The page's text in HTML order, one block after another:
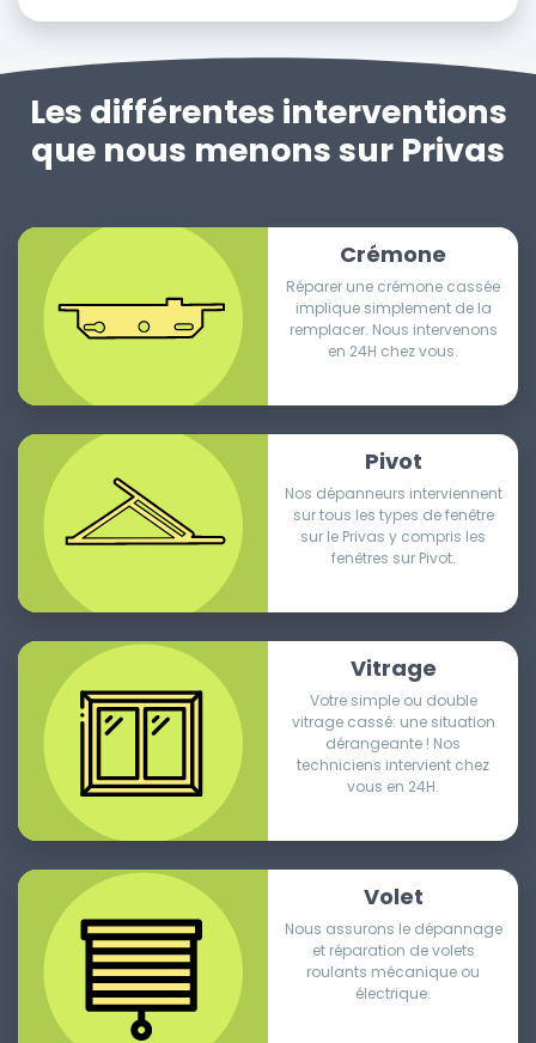
Les différentes interventions
que nous menons sur Privas
Crémone
Réparer une crémone cassée
implique simplement de la
remplacer. Nous intervenons
en 24H chez vous.
Pivot
Nos dépanneurs interviennent
sur tous les types de fenêtre
sur le Privas y compris les
fenêtres sur Pivot.
Vitrage
Votre simple ou double
vitrage cassé: une situation
dérangeante ! Nos
techniciens intervient chez
vous en 24H.
Volet
Nous assurons le dépannage
et réparation de volets
roulants mécanique ou
électrique.